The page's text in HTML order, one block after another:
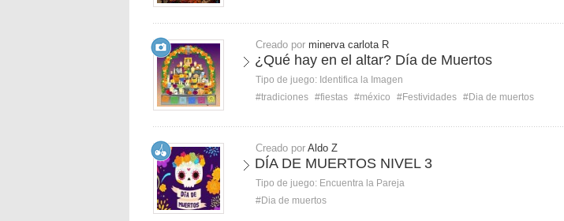
Creado por minerva carlota R
¿Qué hay en el altar? Día de Muertos
Tipo de juego: Identifica la Imagen
#tradiciones #fiestas #méxico #Festividades #Dia de muertos
Creado por Aldo Z
DÍA DE MUERTOS NIVEL 3
Tipo de juego: Encuentra la Pareja
#Dia de muertos